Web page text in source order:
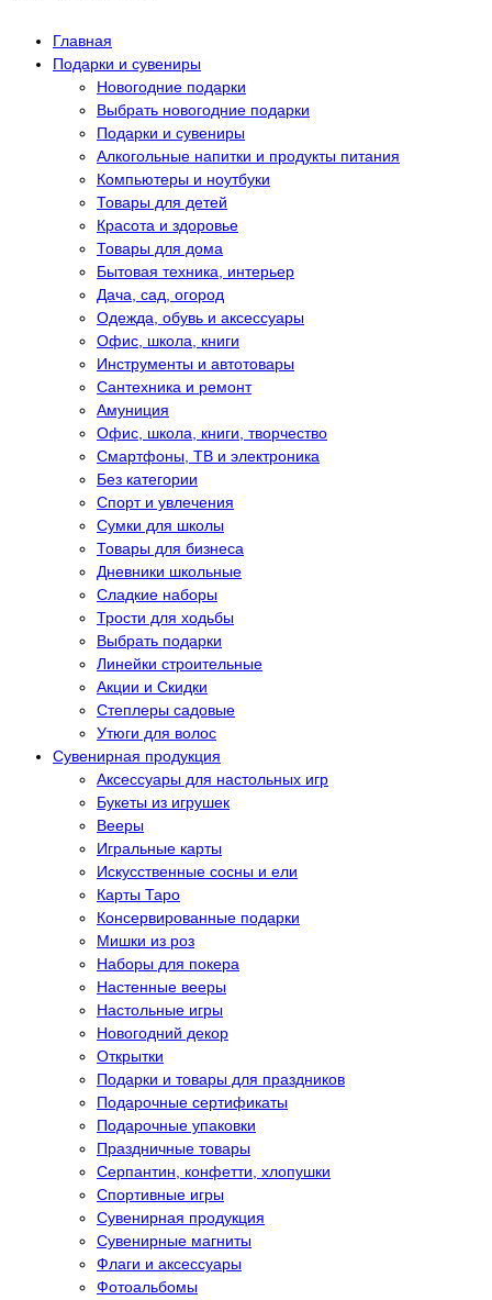
Главная
Подарки и сувениры
Новогодние подарки
Выбрать новогодние подарки
Подарки и сувениры
Алкогольные напитки и продукты питания
Компьютеры и ноутбуки
Товары для детей
Красота и здоровье
Товары для дома
Бытовая техника, интерьер
Дача, сад, огород
Одежда, обувь и аксессуары
Офис, школа, книги
Инструменты и автотовары
Сантехника и ремонт
Амуниция
Офис, школа, книги, творчество
Смартфоны, ТВ и электроника
Без категории
Спорт и увлечения
Сумки для школы
Товары для бизнеса
Дневники школьные
Сладкие наборы
Трости для ходьбы
Выбрать подарки
Линейки строительные
Акции и Скидки
Степлеры садовые
Утюги для волос
Сувенирная продукция
Аксессуары для настольных игр
Букеты из игрушек
Вееры
Игральные карты
Искусственные сосны и ели
Карты Таро
Консервированные подарки
Мишки из роз
Наборы для покера
Настенные вееры
Настольные игры
Новогодний декор
Открытки
Подарки и товары для праздников
Подарочные сертификаты
Подарочные упаковки
Праздничные товары
Серпантин, конфетти, хлопушки
Спортивные игры
Сувенирная продукция
Сувенирные магниты
Флаги и аксессуары
Фотоальбомы